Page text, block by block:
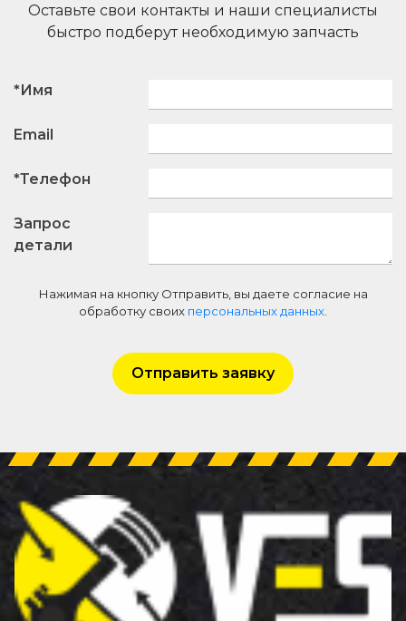
Оставьте свои контакты и наши специалисты
быстро подберут необходимую запчасть
*Имя
Email
*Телефон
Запрос
детали
Нажимая на кнопку Отправить, вы даете согласие на
обработку своих персональных данных
Отправить заявку